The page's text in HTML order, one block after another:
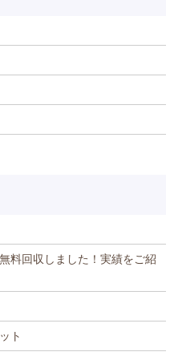
料回収しました！実績をご紹
ト